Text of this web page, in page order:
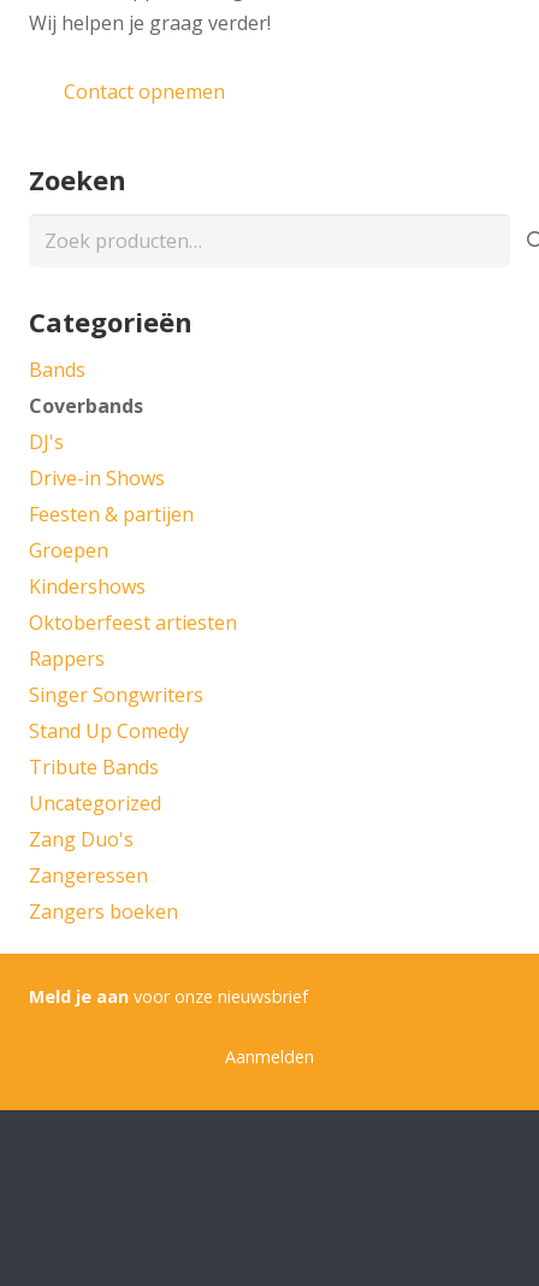
Wij helpen je graag verder!
Contact opnemen
Zoeken
Zoeken
Categorieën
Bands
Coverbands
DJ's
Drive-in Shows
Feesten & partijen
Groepen
Kindershows
Oktoberfeest artiesten
Rappers
Singer Songwriters
Stand Up Comedy
Tribute Bands
Uncategorized
Zang Duo's
Zangeressen
Zangers boeken
Meld je aan voor onze nieuwsbrief
Aanmelden